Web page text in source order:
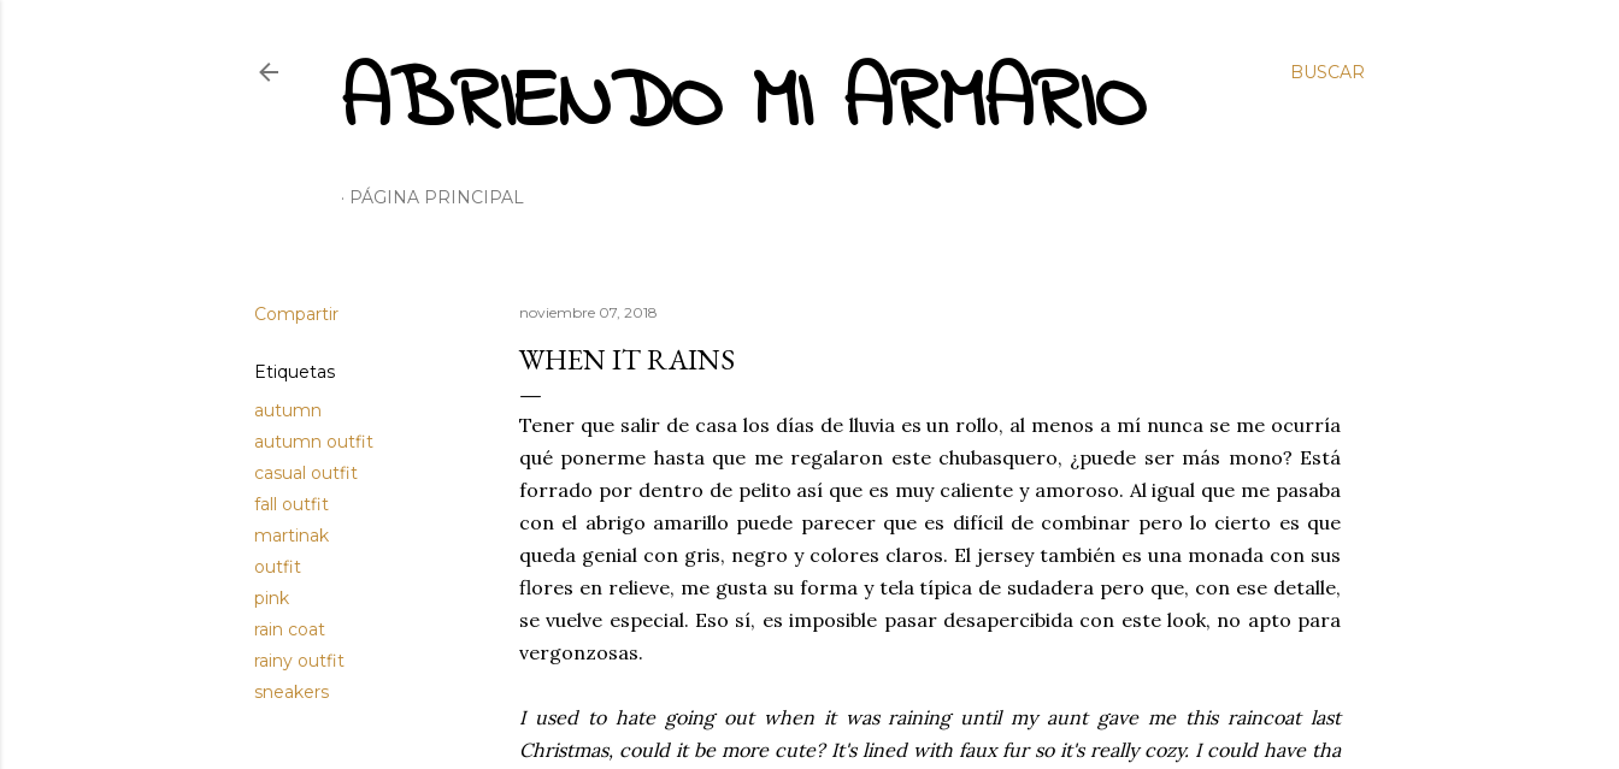
BUSCAR
ABRIENDO MI ARMARIO
PÁGINA PRINCIPAL
Compartir
Etiquetas
autumn
autumn outfit
casual outfit
fall outfit
martinak
outfit
pink
rain coat
rainy outfit
sneakers
noviembre 07, 2018
WHEN IT RAINS
Tener que salir de casa los días de lluvia es un rollo, al menos a mí nunca se me ocurría
qué ponerme hasta que me regalaron este chubasquero, ¿puede ser más mono? Está
forrado por dentro de pelito así que es muy caliente y amoroso. Al igual que me pasaba
con el abrigo amarillo puede parecer que es difícil de combinar pero lo cierto es que
queda genial con gris, negro y colores claros. El jersey también es una monada con sus
flores en relieve, me gusta su forma y tela típica de sudadera pero que, con ese detalle,
se vuelve especial. Eso sí, es imposible pasar desapercibida con este look, no apto para
vergonzosas.
I used to hate going out when it was raining until my aunt gave me this raincoat last
Christmas, could it be more cute? It's lined with faux fur so it's really cozy. I could have tha